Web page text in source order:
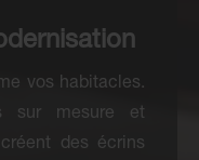
vos habitacles.
sur mesure et
des écrins